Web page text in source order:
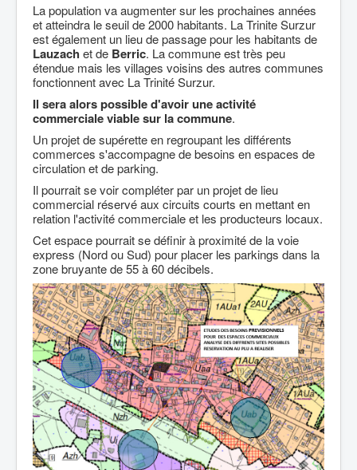
La population va augmenter sur les prochaines années
et atteindra le seuil de 2000 habitants. La Trinite Surzur
est également un lieu de passage pour les habitants de
Lauzach et de Berric. La commune est très peu
étendue mais les villages voisins des autres communes
fonctionnent avec La Trinité Surzur.
Il sera alors possible d'avoir une activité
commerciale viable sur la commune.
Un projet de supérette en regroupant les différents
commerces s'accompagne de besoins en espaces de
circulation et de parking.
Il pourrait se voir compléter par un projet de lieu
commercial réservé aux circuits courts en mettant en
relation l'activité commerciale et les producteurs locaux.
Cet espace pourrait se définir à proximité de la voie
express (Nord ou Sud) pour placer les parkings dans la
zone bruyante de 55 à 60 décibels.